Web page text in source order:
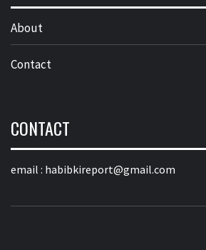
About
Contact
CONTACT
email : habibkireport@gmail.com